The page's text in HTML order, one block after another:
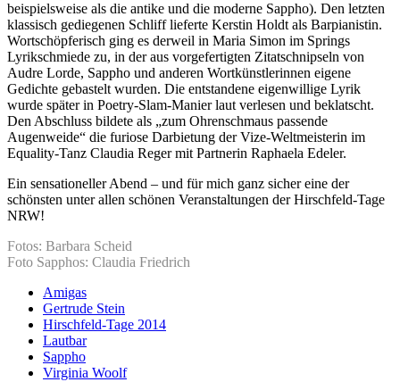
beispielsweise als die antike und die moderne Sappho). Den letzten
klassisch gediegenen Schliff lieferte Kerstin Holdt als Barpianistin.
Wortschöpferisch ging es derweil in Maria Simon im Springs
Lyrikschmiede zu, in der aus vorgefertigten Zitatschnipseln von
Audre Lorde, Sappho und anderen Wortkünstlerinnen eigene
Gedichte gebastelt wurden. Die entstandene eigenwillige Lyrik
wurde später in Poetry-Slam-Manier laut verlesen und beklatscht.
Den Abschluss bildete als „zum Ohrenschmaus passende
Augenweide“ die furiose Darbietung der Vize-Weltmeisterin im
Equality-Tanz Claudia Reger mit Partnerin Raphaela Edeler.
Ein sensationeller Abend – und für mich ganz sicher eine der
schönsten unter allen schönen Veranstaltungen der Hirschfeld-Tage
NRW!
Fotos: Barbara Scheid
Foto Sapphos: Claudia Friedrich
Amigas
Gertrude Stein
Hirschfeld-Tage 2014
Lautbar
Sappho
Virginia Woolf